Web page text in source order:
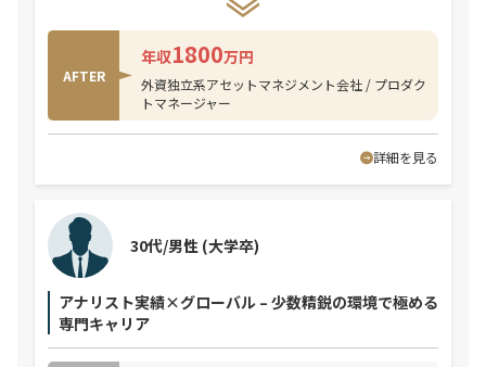
AFTER
年収1800万円
外資独立系アセットマネジメント会社 / プロダク
トマネージャー
詳細を見る
アナリスト実績×グローバル – 少数精鋭の環境で極める
専門キャリア
30代/男性 (大学卒)